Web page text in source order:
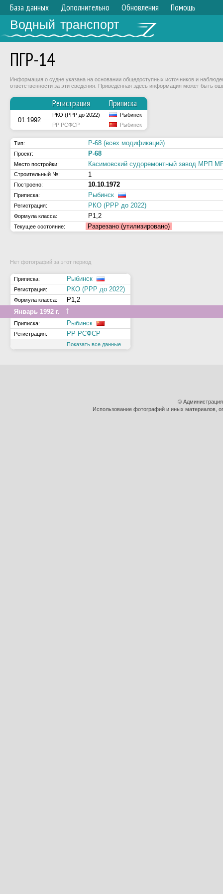
База данных Дополнительно Обновления Помощь
Водный транспорт
ПГР-14
Информация о судне указана на основании общедоступных источников и
ответственности за эти сведения. Приведённая здесь информация может быть
Регистрация Приписка
01.1992
РКО (РРР до 2022)
Рыбинск
РР РСФСР
Рыбинск
Тип: Р-68 (всех модификаций)
Проект: Р-68
Место постройки: Касимовский судоремонтный завод МРП
Строительный №: 1
Построено: 10.10.1972
Приписка: Рыбинск
Регистрация: РКО (РРР до 2022)
Формула класса: Р1,2
Текущее состояние: Разрезано (утилизировано)
Нет фотографий за этот период
Приписка: Рыбинск
Регистрация: РКО (РРР до 2022)
Формула класса:
Р1,2
Январь 1992 г.
↑
Приписка: Рыбинск
Регистрация: РР РСФСР
Показать все данные
©
Использование фотографий и иных материалов,